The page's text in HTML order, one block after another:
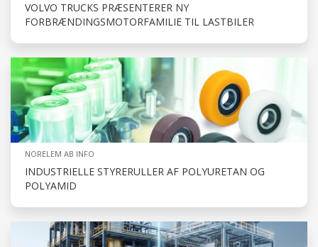
VOLVO TRUCKS PRÆSENTERER NY
FORBRÆNDINGSMOTORFAMILIE TIL LASTBILER
NORELEM AB INFO
INDUSTRIELLE STYRERULLER AF POLYURETAN OG
POLYAMID